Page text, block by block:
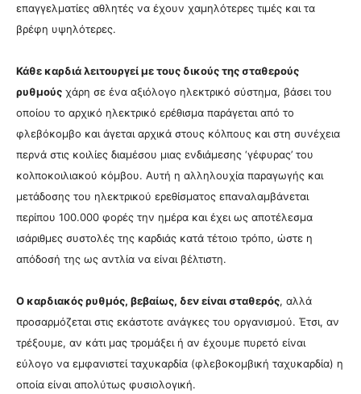
επαγγελματίες αθλητές να έχουν χαμηλότερες τιμές και τα
βρέφη υψηλότερες.
Κάθε καρδιά λειτουργεί με τους δικούς της σταθερούς
ρυθμούς χάρη σε ένα αξιόλογο ηλεκτρικό σύστημα, βάσει του
οποίου το αρχικό ηλεκτρικό ερέθισμα παράγεται από το
φλεβόκομβο και άγεται αρχικά στους κόλπους και στη συνέχεια
περνά στις κοιλίες διαμέσου μιας ενδιάμεσης ‘γέφυρας’ του
κολποκοιλιακού κόμβου. Αυτή η αλληλουχία παραγωγής και
μετάδοσης του ηλεκτρικού ερεθίσματος επαναλαμβάνεται
περίπου 100.000 φορές την ημέρα και έχει ως αποτέλεσμα
ισάριθμες συστολές της καρδιάς κατά τέτοιο τρόπο, ώστε η
απόδοσή της ως αντλία να είναι βέλτιστη.
Ο καρδιακός ρυθμός, βεβαίως, δεν είναι σταθερός, αλλά
προσαρμόζεται στις εκάστοτε ανάγκες του οργανισμού. Έτσι, αν
τρέξουμε, αν κάτι μας τρομάξει ή αν έχουμε πυρετό είναι
εύλογο να εμφανιστεί ταχυκαρδία (φλεβοκομβική ταχυκαρδία) η
οποία είναι απολύτως φυσιολογική.